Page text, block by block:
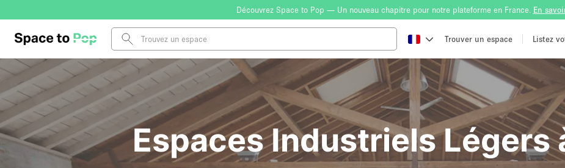
Découvrez Space to Pop — Un nouveau chapitre pour notre plateforme en France. En
Trouver un espace Listez
Espaces Industriels Légers